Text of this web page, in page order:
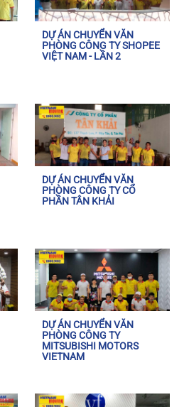
DỰ ÁN CHUYỂN VĂN
PHÒNG CÔNG TY SHOPEE
VIỆT NAM - LẦN 2
DỰ ÁN CHUYỂN VĂN
PHÒNG CÔNG TY CỔ
PHẦN TÂN KHẢI
DỰ ÁN CHUYỂN VĂN
PHÒNG CÔNG TY
MITSUBISHI MOTORS
VIETNAM